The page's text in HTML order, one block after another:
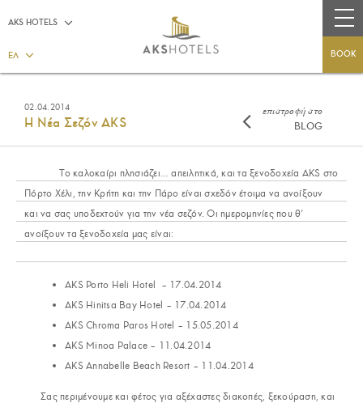
BOOK
AKS HOTELS
ΕΛ
02.04.2014
Η Νέα Σεζόν AKS
επιστροφή στο
BLOG
Το καλοκαίρι πλησιάζει… απειλητικά, και τα ξενοδοχεία AKS στο
Πόρτο Χέλι, την Κρήτη και την Πάρο είναι σχεδόν έτοιμα να ανοίξουν
και να σας υποδεχτούν για την νέα σεζόν. Οι ημερομηνίες που θ’
ανοίξουν τα ξενοδοχεία μας είναι:
AKS Porto Heli Hotel – 17.04.2014
AKS Hinitsa Bay Hotel – 17.04.2014
AKS Chroma Paros Hotel – 15.05.2014
AKS Minoa Palace – 11.04.2014
AKS Annabelle Beach Resort – 11.04.2014
Σας περιμένουμε και φέτος για αξέχαστες διακοπές, ξεκούραση, και